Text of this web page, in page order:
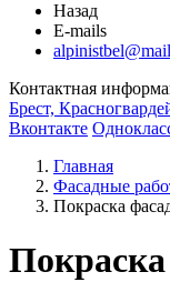
Назад
E-mails
Контактная
Брест,
Вконтакте
Главная
Фасадные
Покраска
Покраска